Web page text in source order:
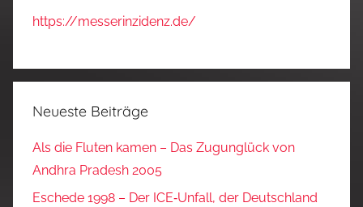
https://messerinzidenz.de/
Neueste Beiträge
Als die Fluten kamen – Das Zugunglück von
Andhra Pradesh 2005
Eschede 1998 – Der ICE‑Unfall, der Deutschland